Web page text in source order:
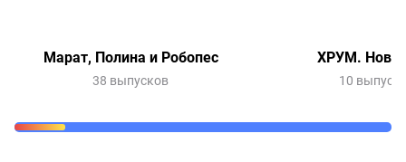
Марат, Полина и Робопес
38 выпусков
ХРУМ.
10